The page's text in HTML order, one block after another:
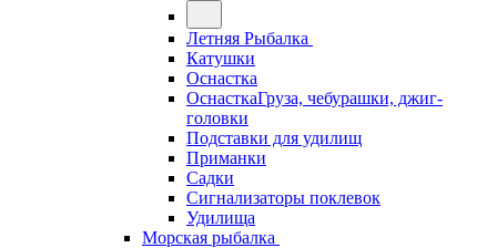
Летняя Рыбалка
Катушки
Оснастка
ОснасткаГруза, чебурашки, джиг-
головки
Подставки для удилищ
Приманки
Садки
Сигнализаторы поклевок
Удилища
Морская рыбалка